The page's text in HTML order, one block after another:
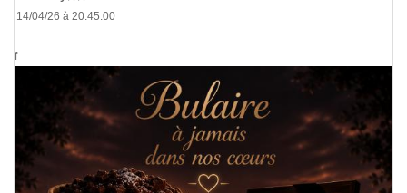
Le 14/04/26 à 20:45:00
Bof